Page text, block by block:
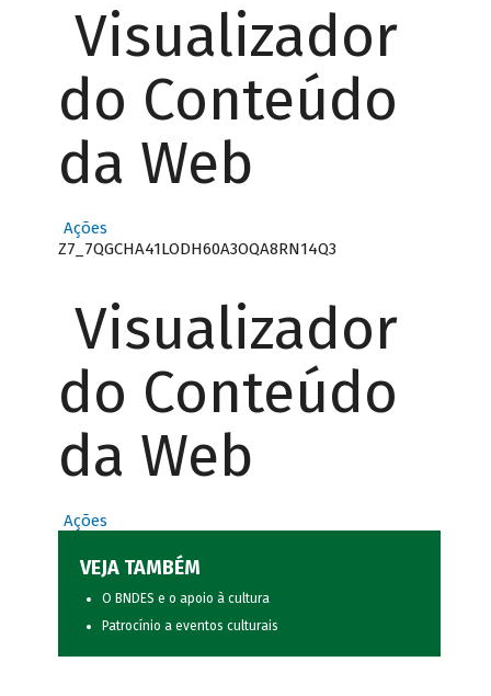
Visualizador
do Conteúdo
da Web
Ações
Z7_7QGCHA41LODH60A3OQA8RN14Q3
Visualizador
do Conteúdo
da Web
Ações
VEJA TAMBÉM
O BNDES e o apoio à cultura
Patrocínio a eventos culturais